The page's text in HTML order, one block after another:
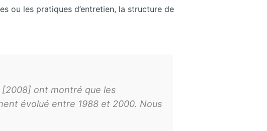
ou les pratiques d’entretien, la structure de
[2008] ont montré que les
évolué entre 1988 et 2000. Nous